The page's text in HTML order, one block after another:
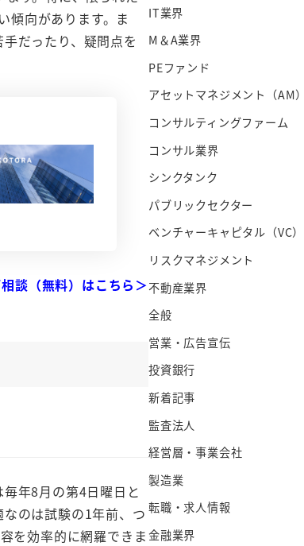
傾向があります。ま
だったり、疑問点を
談（無料）はこちら＞
年8月の第4日曜日と
のは試験の1年前、つ
を効率的に網羅できま
IT業界
M＆A業界
PEファンド
アセットマネジメント（AM）
コンサルティングファーム
コンサル業界
シンクタンク
パブリックセクター
ベンチャーキャピタル（VC）
リスクマネジメント
不動産業界
全般
営業・広告宣伝
投資銀行
新着記事
監査法人
経営層・事業会社
製造業
転職・求人情報
金融業界